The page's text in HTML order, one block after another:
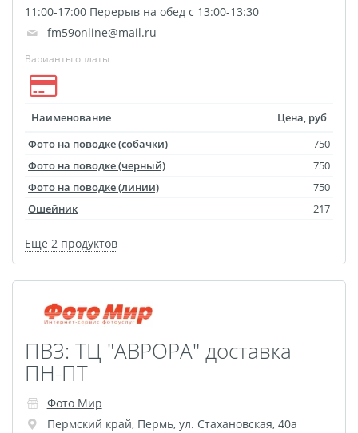
Флаги
Костеры
Фотокамни
Фотооткрытка
Грамоты и дипломы
Прикольные принты
Фотокристаллы
УФ печать на чехлах
приглашения
Рамки и шары водяные
Фотокарточки
Домовые таблички
Наклейки и стикеры
Альбом брелок
Наградные ленты
Фоторамки
11:00-17:00 Перерыв на обед с 13:00-13:30
fm59online@mail.ru
Варианты оплаты
Наименование
Цена, руб
Фото на поводке (собачки)
750
Фото на поводке (черный)
750
Фото на поводке (линии)
750
Ошейник
217
Еще 2 продуктов
ПВЗ: ТЦ "АВРОРА" доставка
ПН-ПТ
Фото Мир
Пермский край, Пермь, ул. Стахановская, 40а